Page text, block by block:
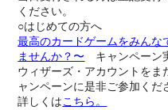
ください。
○はじめての方へ
最高のカードゲームをみん
ませんか？〜 キャンペーン
ウィザーズ・アカウントをま
ャンペーンに是非ご参加くだ
詳しくはこちら。